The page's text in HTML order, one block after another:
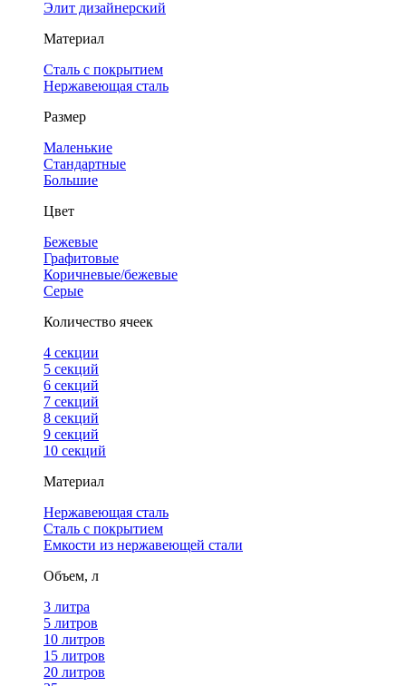
Элит дизайнерский
Материал
Сталь с покрытием
Нержавеющая сталь
Размер
Маленькие
Стандартные
Большие
Цвет
Бежевые
Графитовые
Коричневые/бежевые
Серые
Количество ячеек
4 cекции
5 секций
6 секций
7 секций
8 секций
9 секций
10 секций
Материал
Нержавеющая сталь
Сталь с покрытием
Емкости из нержавеющей стали
Объем, л
3 литра
5 литров
10 литров
15 литров
20 литров